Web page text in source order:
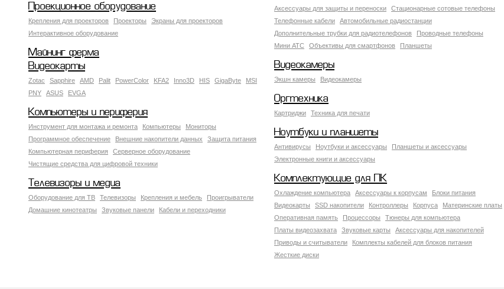
Аксессуары для защиты и переноски
Стационарные сотовые телефоны
Телефонные кабели
Автомобильные радиостанции
Дополнительные трубки для радиотелефонов
Проводные телефоны
Мини АТС
Объективы для смартфонов Планшеты
Проекционное оборудование
Крепления для проекторов Проекторы
Экраны для проекторов
Интерактивное оборудование
Майнинг ферма
Видеокамеры
Экшн камеры Видеокамеры
Видеокарты
Zotac Sapphire AMD Palit PowerColor KFA2 Inno3D HIS GigaByte
MSI
PNY
ASUS EVGA
Оргтехника
Картриджи Техника для печати
Компьютеры и периферия
Инструмент для монтажа и ремонта Компьютеры
Мониторы
Программное обеспечение
Внешние накопители данных
Защита питания
Компьютерная периферия
Серверное оборудование
Чистящие средства для цифровой техники
Ноутбуки и планшеты
Антивирусы Ноутбуки и аксессуары
Планшеты и аксессуары
Электронные книги и аксессуары
Комплектующие для ПК
Охлаждение компьютера Аксессуары к корпусам
Блоки питания
Видеокарты
SSD накопители Контроллеры Корпуса
Материнские платы
Оперативная память
Процессоры
Тюнеры для компьютера
Платы видеозахвата
Звуковые карты
Аксессуары для накопителей
Приводы и считыватели
Комплекты кабелей для блоков питания
Жесткие диски
Телевизоры и медиа
Оборудование для ТВ Телевизоры Крепления и мебель
Проигрыватели
Домашние кинотеатры
Звуковые панели Кабели и переходники